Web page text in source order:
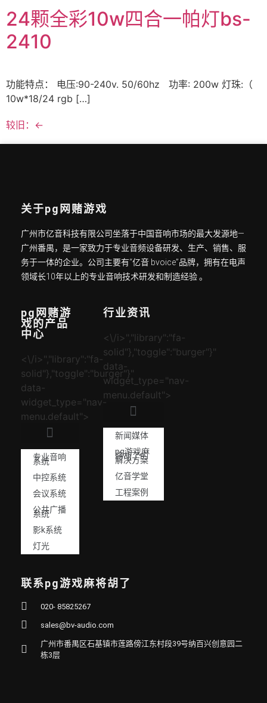
24颗全彩10w四合一帕灯bs-
2410
功能特点： 电压:90-240v. 50/60hz 功率: 200w 灯珠:（
10w*18/24 rgb […]
较旧： ←
关于pg网赌游戏
广州市亿音科技有限公司坐落于中国音响市场的最大发源地—
广州番禺，是一家致力于专业音频设备研发、生产、销售、服
务于一体的企业。公司主要有“亿音 bvoice”品牌，拥有在电声
领域长10年以上的专业音响技术研发和制造经验 。
pg网赌游
戏的产品
中心
<\/i>","library":"fa-
solid"},"toggle":"burger"}"
data-
widget_type="nav-
menu.default">
专业音响
系统
中控系统
会议系统
公共广播
系统
影k系统
灯光
行业资讯
<\/i>","library":"fa-
solid"},"toggle":"burger"}"
data-
widget_type="nav-
menu.default">
新闻媒体
pg游戏麻
将胡了的
解决方案
亿音学堂
工程案例
联系pg游戏麻将胡了
020- 85825267
sales@bv-audio.com
广州市番禺区石基镇市莲路傍江东村段39号纳百兴创意园二
栋3层